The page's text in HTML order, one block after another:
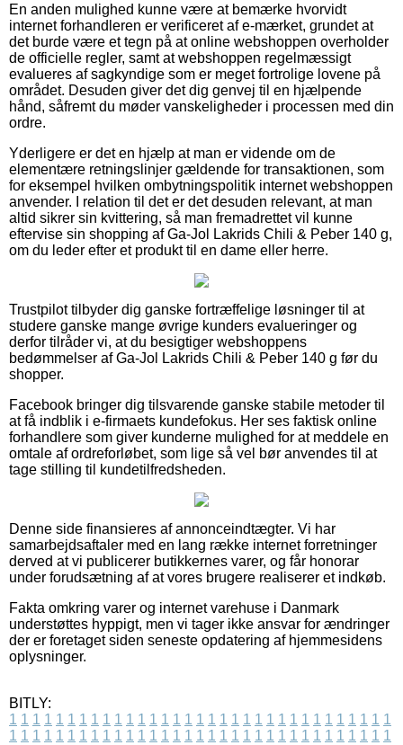
En anden mulighed kunne være at bemærke hvorvidt
internet forhandleren er verificeret af e-mærket, grundet at
det burde være et tegn på at online webshoppen overholder
de officielle regler, samt at webshoppen regelmæssigt
evalueres af sagkyndige som er meget fortrolige lovene på
området. Desuden giver det dig genvej til en hjælpende
hånd, såfremt du møder vanskeligheder i processen med din
ordre.
Yderligere er det en hjælp at man er vidende om de
elementære retningslinjer gældende for transaktionen, som
for eksempel hvilken ombytningspolitik internet webshoppen
anvender. I relation til det er det desuden relevant, at man
altid sikrer sin kvittering, så man fremadrettet vil kunne
eftervise sin shopping af Ga-Jol Lakrids Chili & Peber 140 g,
om du leder efter et produkt til en dame eller herre.
Trustpilot tilbyder dig ganske fortræffelige løsninger til at
studere ganske mange øvrige kunders evalueringer og
derfor tilråder vi, at du besigtiger webshoppens
bedømmelser af Ga-Jol Lakrids Chili & Peber 140 g før du
shopper.
Facebook bringer dig tilsvarende ganske stabile metoder til
at få indblik i e-firmaets kundefokus. Her ses faktisk online
forhandlere som giver kunderne mulighed for at meddele en
omtale af ordreforløbet, som lige så vel bør anvendes til at
tage stilling til kundetilfredsheden.
Denne side finansieres af annonceindtægter. Vi har
samarbejdsaftaler med en lang række internet forretninger
derved at vi publicerer butikkernes varer, og får honorar
under forudsætning af at vores brugere realiserer et indkøb.
Fakta omkring varer og internet varehuse i Danmark
understøttes hyppigt, men vi tager ikke ansvar for ændringer
der er foretaget siden seneste opdatering af hjemmesidens
oplysninger.
BITLY:
1 1 1 1 1 1 1 1 1 1 1 1 1 1 1 1 1 1 1 1 1 1 1 1 1 1 1 1 1 1 1 1 1
1 1 1 1 1 1 1 1 1 1 1 1 1 1 1 1 1 1 1 1 1 1 1 1 1 1 1 1 1 1 1 1 1